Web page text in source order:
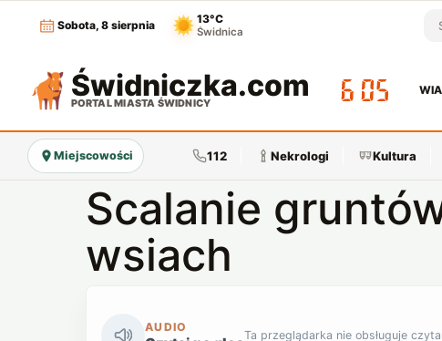
Sobota, 8 sierpnia
13°C
Świdnica
Świdniczka.com
PORTAL MIASTA ŚWIDNICY 06:05
Miejscowości 112 Nekrologi Kultura
Scalanie
wsiach
AUDIO
Ta przeglądarka nie obsługuje